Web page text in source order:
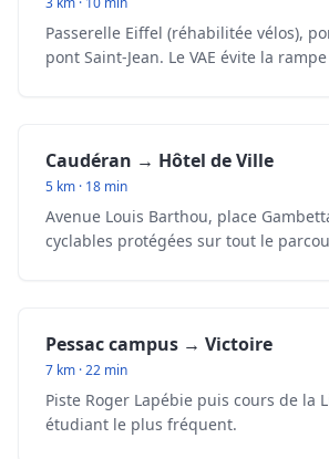
Passerelle Eiffel (réhabilitée vélos),
pont Saint-Jean. Le VAE évite la
Caudéran → Hôtel de Ville
5 km · 18 min
Avenue Louis Barthou, place
cyclables protégées sur tout le
Pessac campus → Victoire
7 km · 22 min
Piste Roger Lapébie puis cours de la
étudiant le plus fréquent.